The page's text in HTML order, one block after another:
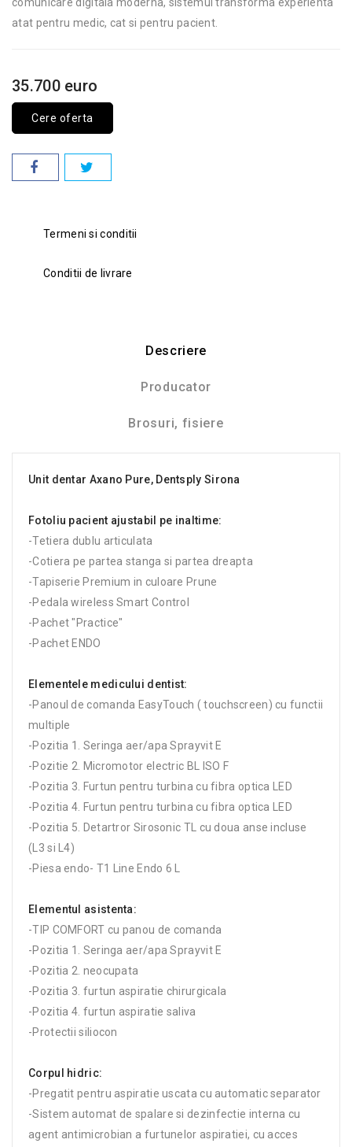
atat pentru medic, cat si pentru pacient.
35.700 euro
Cere oferta
Termeni si conditii
Conditii de livrare
Descriere
Producator
Brosuri, fisiere
Unit dentar Axano Pure, Dentsply Sirona
Fotoliu pacient ajustabil pe inaltime:
-Tetiera dublu articulata
-Cotiera pe partea stanga si partea dreapta
-Tapiserie Premium in culoare Prune
-Pedala wireless Smart Control
-Pachet "Practice"
-Pachet ENDO
Elementele medicului dentist:
-Panoul de comanda EasyTouch ( touchscreen) cu functii
multiple
-Pozitia 1. Seringa aer/apa Sprayvit E
-Pozitie 2. Micromotor electric BL ISO F
-Pozitia 3. Furtun pentru turbina cu fibra optica LED
-Pozitia 4. Furtun pentru turbina cu fibra optica LED
-Pozitia 5. Detartror Sirosonic TL cu doua anse incluse
(L3 si L4)
-Piesa endo- T1 Line Endo 6 L
Elementul asistenta:
-TIP COMFORT cu panou de comanda
-Pozitia 1. Seringa aer/apa Sprayvit E
-Pozitia 2. neocupata
-Pozitia 3. furtun aspiratie chirurgicala
-Pozitia 4. furtun aspiratie saliva
-Protectii siliocon
Corpul hidric:
-Pregatit pentru aspiratie uscata cu automatic separator
-Sistem automat de spalare si dezinfectie interna cu
agent antimicrobian a furtunelor aspiratiei, cu acces